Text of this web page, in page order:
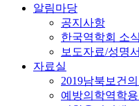
알림마당
공지사항
한국역학회 소식
보도자료/성명서
자료실
2019남북보건
예방의학역학